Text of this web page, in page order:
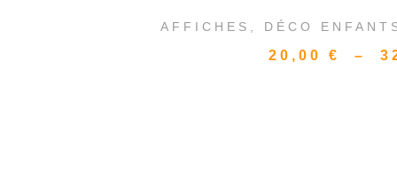
AFFICHES DÉCO
20,00€ –